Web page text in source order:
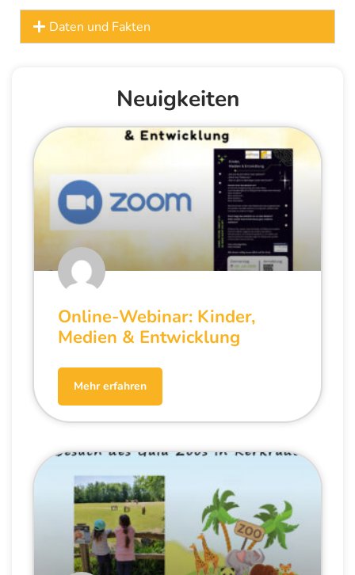
Daten und Fakten
Neuigkeiten
Online-Webinar: Kinder,
Medien & Entwicklung
Mehr erfahren